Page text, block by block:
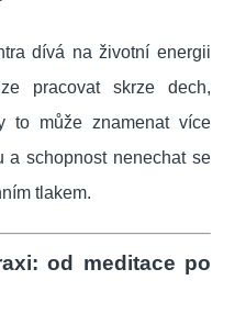
dívá na životní energii
pracovat skrze dech,
to může znamenat více
a schopnost nenechat se
tlakem.
od meditace po